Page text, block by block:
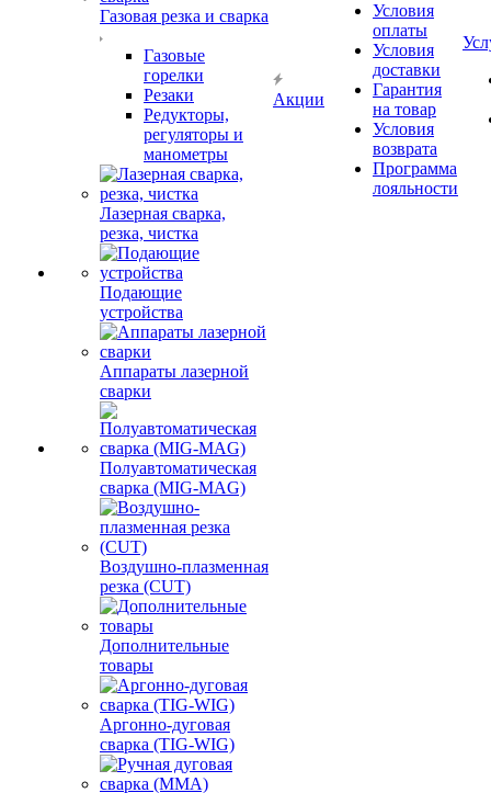
Газовая резка и сварка
Газовые
горелки
Резаки
Редукторы,
регуляторы и
манометры
Лазерная сварка,
резка, чистка
Подающие
устройства
Аппараты лазерной
сварки
Полуавтоматическая
сварка (MIG-MAG)
Воздушно-плазменная
резка (CUT)
Дополнительные
товары
Аргонно-дуговая
сварка (TIG-WIG)
Акции
Условия
оплаты
Условия
доставки
Гарантия
на товар
Условия
возврата
Программа
лояльности